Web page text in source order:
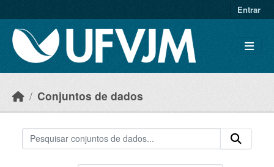
Entrar
Conjuntos de dados